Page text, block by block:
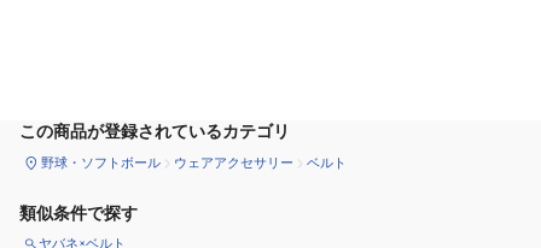
この商品が登録されているカテゴリ
野球・ソフトボール ウェアアクセサリー ベルト
類似条件で探す
ヤバネ×ベルト